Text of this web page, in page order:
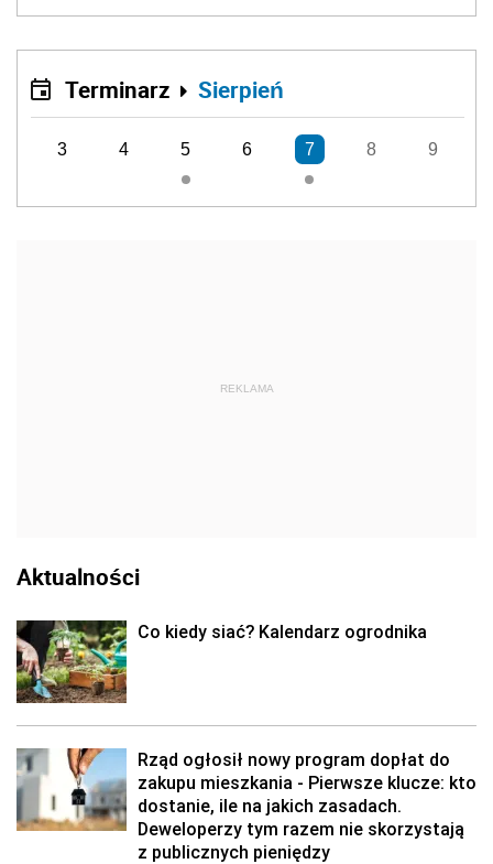
Terminarz Sierpień
3 4 5 6 7 8 9
REKLAMA
Aktualności
Co kiedy siać? Kalendarz ogrodnika
Rząd ogłosił nowy program dopłat do
zakupu mieszkania - Pierwsze klucze: kto
dostanie, ile na jakich zasadach.
Deweloperzy tym razem nie skorzystają
z publicznych pieniędzy